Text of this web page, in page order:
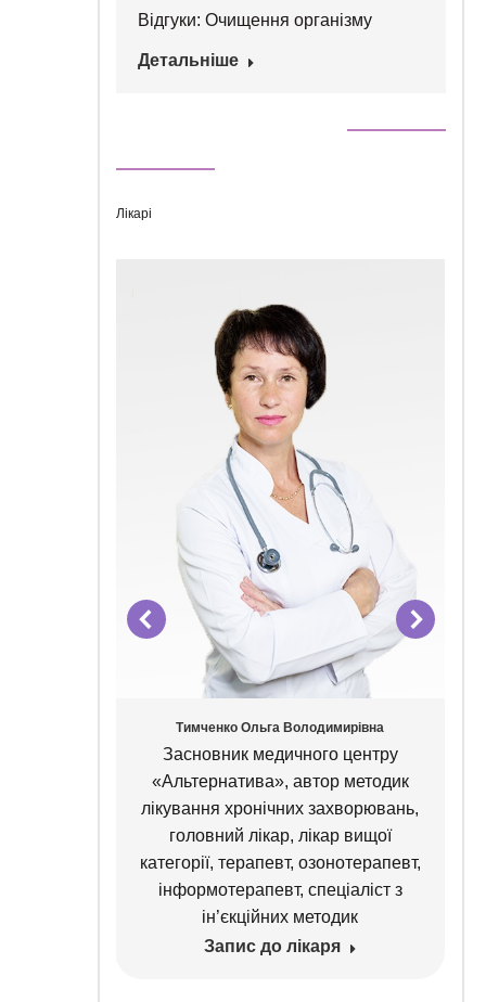
Відгуки: Очищення організму
Детальніше
Лікарі
Тимченко Ольга Володимирівна
Засновник медичного центру
«Альтернатива», автор методик
лікування хронічних захворювань,
головний лікар, лікар вищої
категорії, терапевт, озонотерапевт,
інформотерапевт, спеціаліст з
ін’єкційних методик
Запис до лікаря